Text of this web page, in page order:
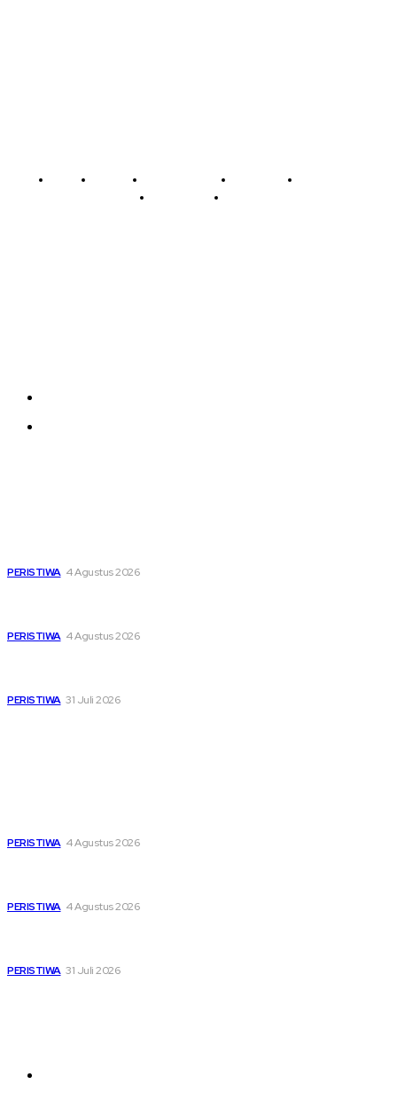
PERISTIWA 4 Agustus 2026
PERISTIWA 4 Agustus 2026
PERISTIWA 31 Juli 2026
PERISTIWA 4 Agustus 2026
PERISTIWA 4 Agustus 2026
PERISTIWA 31 Juli 2026